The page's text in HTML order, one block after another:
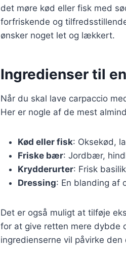
det møre kød eller fisk med
forfriskende og
ønsker noget let og lækkert.
Ingredienser til
Når du skal lave carpaccio
Her er nogle af de mest
Kød eller fisk: Oksekød,
Friske bær: Jordbær,
Krydderurter: Frisk
Dressing: En blanding af
Det er også muligt at tilføje
for at give retten mere dybde
ingredienserne vil påvirke